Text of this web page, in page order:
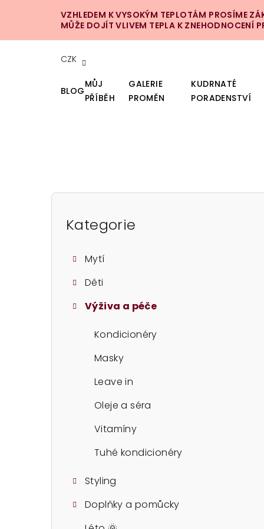
VZHLEDEM K VYSOKÝM TEPLOTÁM PROSÍME
MŮŽE DOJÍT VLIVEM TEPLA K ZNEHODNOCENÍ
CZK
BLOG
MŮJ
PŘÍBĚH
GALERIE
PROMĚN
KUDRNATÉ
PORADENSTVÍ
P
Přeskočit
kategorie
Kategorie
Mytí
Děti
Výživa a péče
Kondicionéry
Masky
Leave in
Oleje a séra
Vitamíny
Tuhé kondicionéry
Styling
Doplňky a pomůcky